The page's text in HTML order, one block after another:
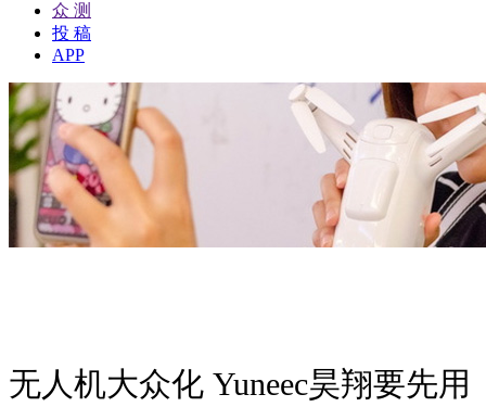
众 测
投 稿
APP
无人机大众化 Yuneec昊翔要先用